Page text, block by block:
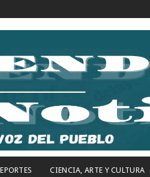
CIENCIA, ARTE Y CULTURA